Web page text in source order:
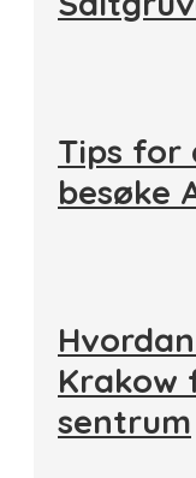
Tips for
besøke
Krakow
sentrum